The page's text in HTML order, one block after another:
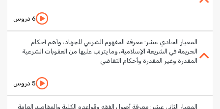
6 دروس
المعيار الحادي عشر: معرفة المفهوم الشرعي للجهاد، وأهم أحكام
الجريمة في الشريعة الإسلامية، وما يترتب عليها من العقوبات الشرعية
المقدرة وغير المقدرة وأحكام التقاضي
5 دروس
المعيار الثاني عشر: معرفة أصول الفقه وقواعده الكلية والمقاصد العامة